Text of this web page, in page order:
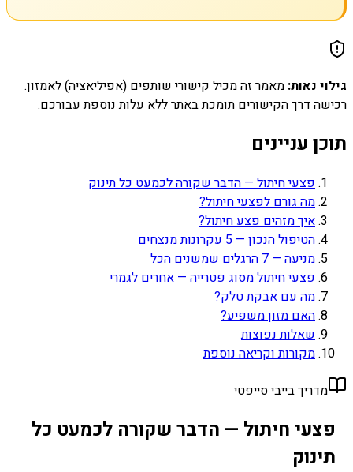
גילוי נאות: מאמר זה מכיל קישורי שותפים (אפיליאציה) לאמזון.
רכישה דרך הקישורים תומכת באתר ללא עלות נוספת עבורכם.
תוכן עניינים
פצעי חיתול — הדבר שקורה לכמעט כל תינוק
מה גורם לפצעי חיתול?
איך מזהים פצע חיתול?
הטיפול הנכון — 5 עקרונות מנצחים
מניעה — 7 הרגלים שמשנים הכל
פצעי חיתול מסוג פטרייה — אחרים לגמרי
מה עם אבקת טלק?
האם מזון משפיע?
שאלות נפוצות
מקורות וקריאה נוספת
מדריך בייבי סייפטי
פצעי חיתול — הדבר שקורה לכמעט כל
תינוק